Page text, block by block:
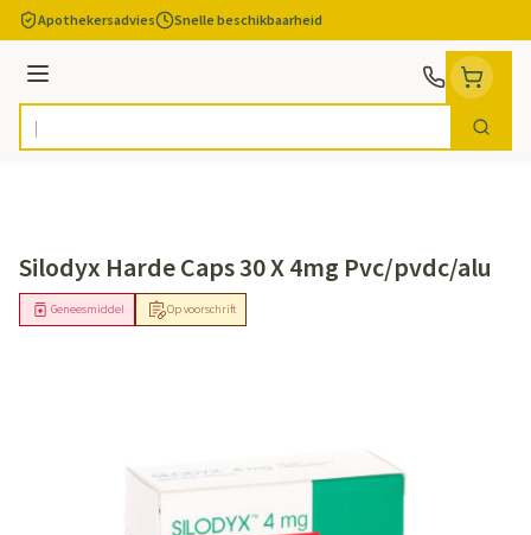
Ga naar de inhoud
Apothekersadvies Snelle beschikbaarheid
Menu
Product, merk, categorie... Zoek
Silodyx Harde Caps 30 X 4mg Pvc/pvdc/alu
Op voorschrift
Geneesmiddel